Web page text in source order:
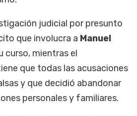
judicial por presunto
que involucra a Manuel
curso, mientras el
que todas las acusaciones
y que decidió abandonar
personales y familiares.